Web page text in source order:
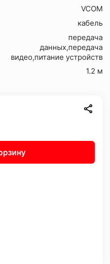
VCOM
кабель
передача
данных,передача
видео,питание устройств
1.2 м